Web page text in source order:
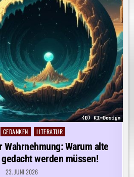
GEDANKEN LITERATUR
Warum alte
werden müssen!
23. JUNI 2026